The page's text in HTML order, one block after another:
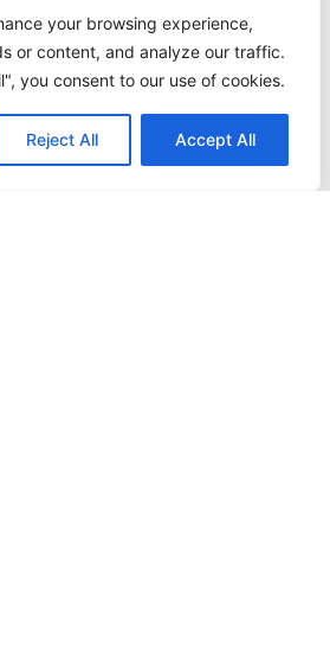
your browsing experience,
or content, and analyze our traffic.
you consent to our use of cookies.
Reject All Accept All